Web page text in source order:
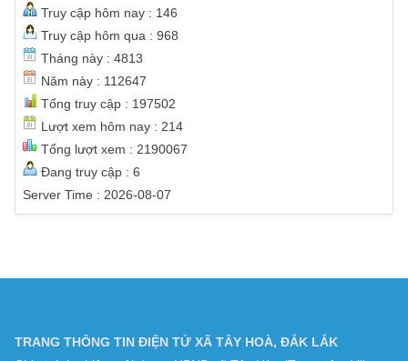
THỐNG KÊ TRUY CẬP
Truy cập hôm nay : 146
Truy cập hôm qua : 968
Tháng này : 4813
Năm này : 112647
Tổng truy cập : 197502